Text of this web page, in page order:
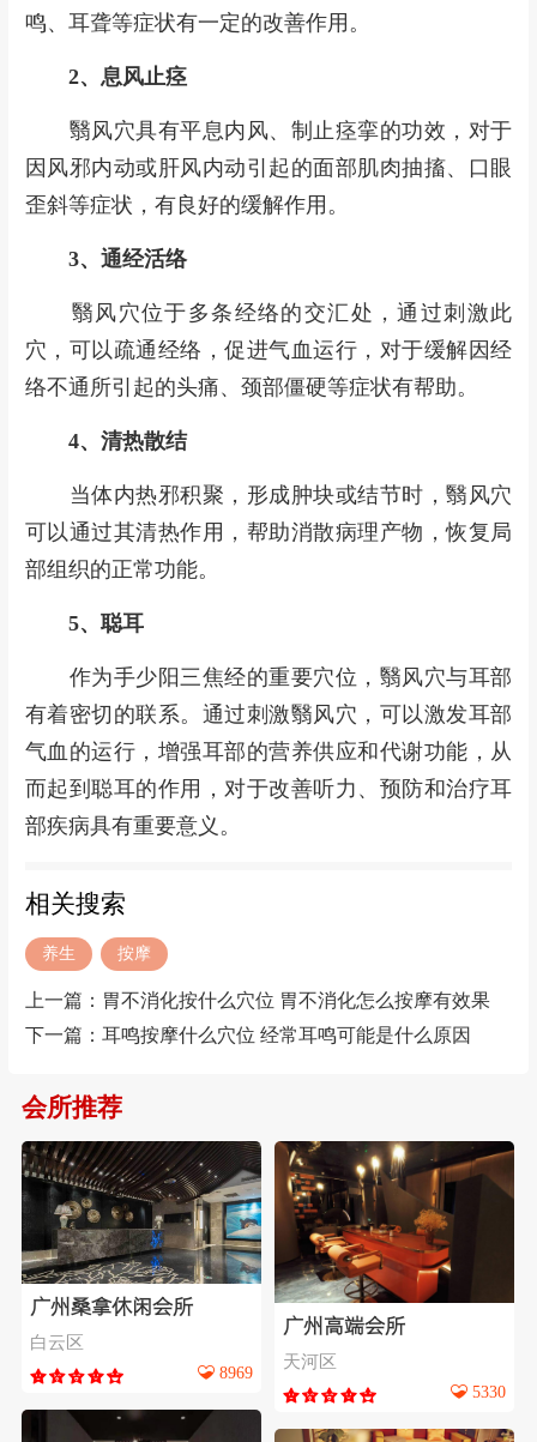
鸣、耳聋等症状有一定的改善作用。
2、息风止痉
翳风穴具有平息内风、制止痉挛的功效，对于
因风邪内动或肝风内动引起的面部肌肉抽搐、口眼
歪斜等症状，有良好的缓解作用。
3、通经活络
翳风穴位于多条经络的交汇处，通过刺激此
穴，可以疏通经络，促进气血运行，对于缓解因经
络不通所引起的头痛、颈部僵硬等症状有帮助。
4、清热散结
当体内热邪积聚，形成肿块或结节时，翳风穴
可以通过其清热作用，帮助消散病理产物，恢复局
部组织的正常功能。
5、聪耳
作为手少阳三焦经的重要穴位，翳风穴与耳部
有着密切的联系。通过刺激翳风穴，可以激发耳部
气血的运行，增强耳部的营养供应和代谢功能，从
而起到聪耳的作用，对于改善听力、预防和治疗耳
部疾病具有重要意义。
相关搜索
养生 按摩
上一篇： 胃不消化按什么穴位 胃不消化怎么按摩有效果
下一篇： 耳鸣按摩什么穴位 经常耳鸣可能是什么原因
会所推荐
广州桑拿休闲会所
白云区
8969
广州高端会所
天河区
5330